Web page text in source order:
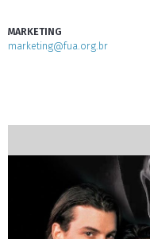
MARKETING
marketing@fua.org.br